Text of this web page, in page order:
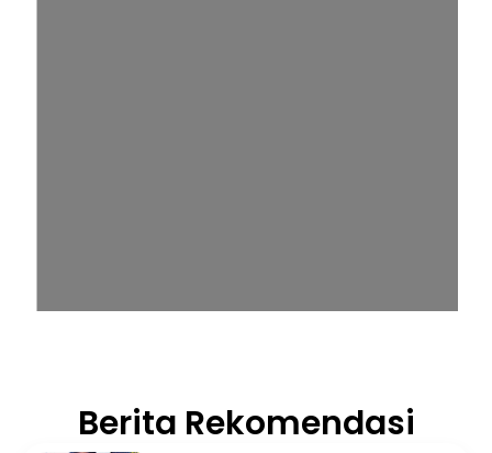
Berita Rekomendasi